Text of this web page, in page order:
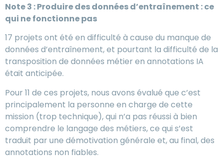
Note 3 : Produire des données d’entraînement : ce
qui ne fonctionne pas
17 projets ont été en difficulté à cause du manque de
données d’entraînement, et pourtant la difficulté de la
transposition de données métier en annotations IA
était anticipée.
Pour 11 de ces projets, nous avons évalué que c’est
principalement la personne en charge de cette
mission (trop technique), qui n’a pas réussi à bien
comprendre le langage des métiers, ce qui s’est
traduit par une démotivation générale et, au final, des
annotations non fiables.